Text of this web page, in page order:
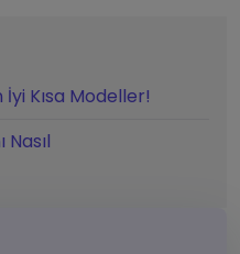
Kısa Modeller!
Nasıl